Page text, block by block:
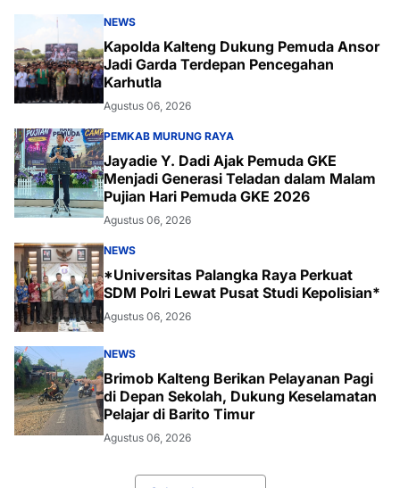
NEWS
Kapolda Kalteng Dukung Pemuda Ansor
Jadi Garda Terdepan Pencegahan
Karhutla
Agustus 06, 2026
PEMKAB MURUNG RAYA
Jayadie Y. Dadi Ajak Pemuda GKE
Menjadi Generasi Teladan dalam Malam
Pujian Hari Pemuda GKE 2026
Agustus 06, 2026
NEWS
*Universitas Palangka Raya Perkuat
SDM Polri Lewat Pusat Studi Kepolisian*
Agustus 06, 2026
NEWS
Brimob Kalteng Berikan Pelayanan Pagi
di Depan Sekolah, Dukung Keselamatan
Pelajar di Barito Timur
Agustus 06, 2026